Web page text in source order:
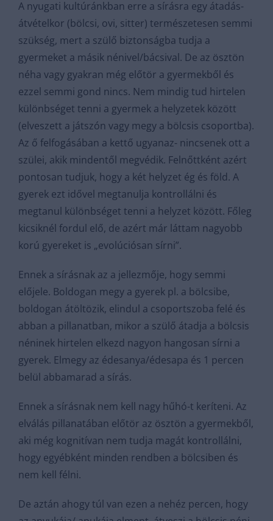
A nyugati kultúránkban erre a sírásra egy átadás-
átvételkor (bölcsi, ovi, sitter) természetesen semmi
szükség, mert a szülő biztonságba tudja a
gyermeket a másik nénivel/bácsival. De az ösztön
néha vagy gyakran még előtör a gyermekből és
ezzel semmi gond nincs. Nem mindig tud hirtelen
különbséget tenni a gyermek a helyzetek között
(elveszett a játszón vagy megy a bölcsis csoportba).
Az ő felfogásában a kettő ugyanaz- nincsenek ott a
szülei, akik mindentől megvédik. Felnőttként azért
pontosan tudjuk, hogy a két helyzet ég és föld. A
gyerek ezt idővel megtanulja kontrollálni és
megtanul különbséget tenni a helyzet között. Főleg
kicsiknél fordul elő, de azért már láttam nagyobb
korú gyereket is „evolúciósan sírni”.
Ennek a sírásnak az a jellezmője, hogy semmi
előjele. Boldogan megy a gyerek pl. a bölcsibe,
boldogan átöltözik, elindul a csoportszoba felé és
abban a pillanatban, mikor a szülő átadja a bölcsis
néninek hirtelen elkezd nagyon hangosan sírni a
gyerek. Elmegy az édesanya/édesapa és 1 percen
belül abbamarad a sírás.
Ennek a sírásnak nem kell nagy hűhó-t keríteni. Az
elválás pillanatában előtör az ösztön a gyermekből,
aki még kognitívan nem tudja magát kontrollálni,
hogy egyébként minden rendben a bölcsiben és
nem kell félni.
De aztán ahogy túl van ezen a nehéz percen, hogy